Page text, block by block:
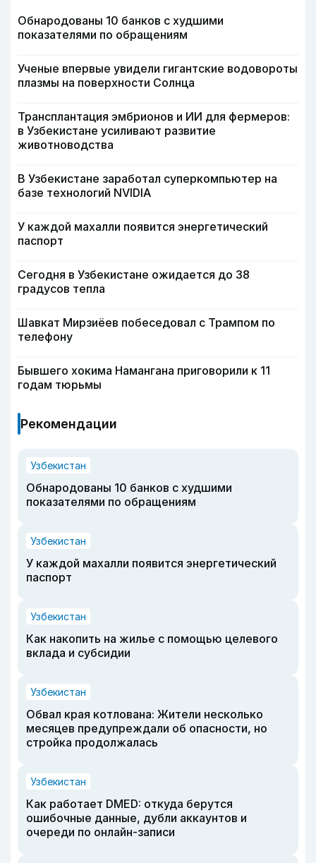
Обнародованы 10 банков с худшими
показателями по обращениям
Ученые впервые увидели гигантские водовороты
плазмы на поверхности Солнца
Трансплантация эмбрионов и ИИ для фермеров:
в Узбекистане усиливают развитие
животноводства
В Узбекистане заработал суперкомпьютер на
базе технологий NVIDIA
У каждой махалли появится энергетический
паспорт
Сегодня в Узбекистане ожидается до 38
градусов тепла
Шавкат Мирзиёев побеседовал с Трампом по
телефону
Бывшего хокима Намангана приговорили к 11
годам тюрьмы
Рекомендации
Узбекистан
Обнародованы 10 банков с худшими
показателями по обращениям
Узбекистан
У каждой махалли появится энергетический
паспорт
Узбекистан
Как накопить на жилье с помощью целевого
вклада и субсидии
Узбекистан
Обвал края котлована: Жители несколько
месяцев предупреждали об опасности, но
стройка продолжалась
Узбекистан
Как работает DMED: откуда берутся
ошибочные данные, дубли аккаунтов и
очереди по онлайн-записи